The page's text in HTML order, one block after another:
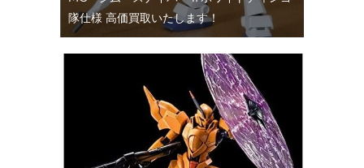
隊仕様 高価買取いたします！